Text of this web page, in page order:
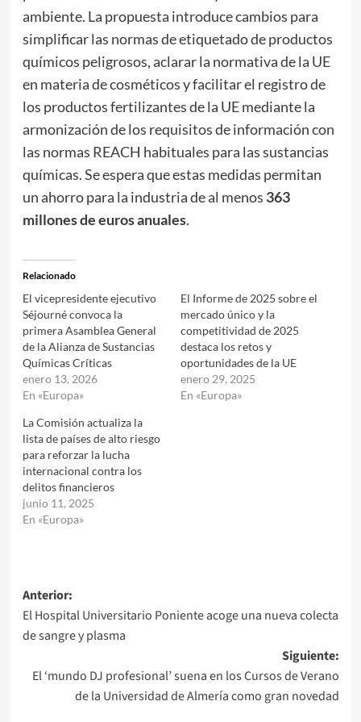
ambiente. La propuesta introduce cambios para
simplificar las normas de etiquetado de productos
químicos peligrosos, aclarar la normativa de la UE
en materia de cosméticos y facilitar el registro de
los productos fertilizantes de la UE mediante la
armonización de los requisitos de información con
las normas REACH habituales para las sustancias
químicas. Se espera que estas medidas permitan
un ahorro para la industria de al menos 363
millones de euros anuales.
Relacionado
El vicepresidente ejecutivo
Séjourné convoca la
primera Asamblea General
de la Alianza de Sustancias
Químicas Críticas
enero 13, 2026
En «Europa»
El Informe de 2025 sobre el
mercado único y la
competitividad de 2025
destaca los retos y
oportunidades de la UE
enero 29, 2025
En «Europa»
La Comisión actualiza la
lista de países de alto riesgo
para reforzar la lucha
internacional contra los
delitos financieros
junio 11, 2025
En «Europa»
Navegación
de
entradas
Anterior:
El Hospital Universitario Poniente acoge una nueva colecta
de sangre y plasma
Siguiente:
El ‘mundo DJ profesional’ suena en los Cursos de Verano
de la Universidad de Almería como gran novedad